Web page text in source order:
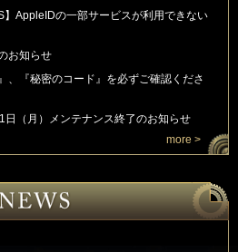
】AppleIDの一部サービスが利用できない
お知らせ
、『秘密のコード』を必ずご確認くださ
日（月）メンテナンス終了のお知らせ
more >